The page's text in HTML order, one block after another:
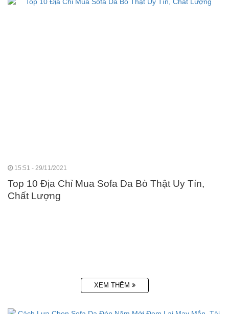
15:51 - 29/11/2021
Top 10 Địa Chỉ Mua Sofa Da Bò Thật Uy Tín,
Chất Lượng
XEM THÊM